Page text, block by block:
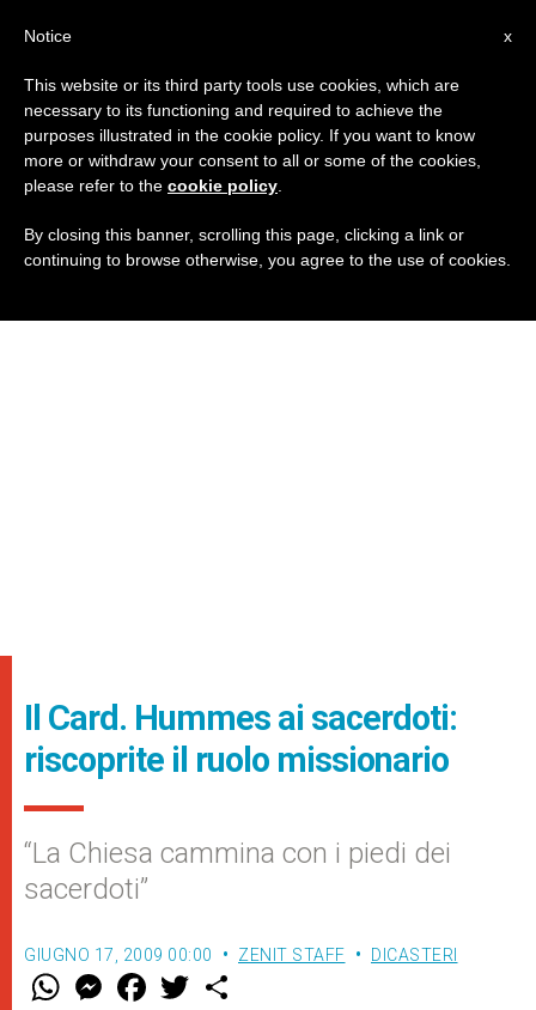
Il Card. Hummes ai sacerdoti:
riscoprite il ruolo missionario
“La Chiesa cammina con i piedi dei
sacerdoti”
GIUGNO 17, 2009 00:00 ZENIT STAFF DICASTERI
W M
e
F
a w
x
Notice
This website or its third party tools use cookies, which are
necessary to its functioning and required to achieve the
purposes illustrated in the cookie policy. If you want to know
more or withdraw your consent to all or some of the cookies,
please refer to the cookie policy
By closing this banner, scrolling this page, clicking a link or
continuing to browse otherwise, you agree to the use of cookies.